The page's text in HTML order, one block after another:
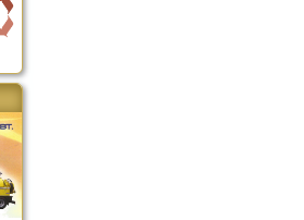
Szent István Ünnepe
(2017. 08. 20.)